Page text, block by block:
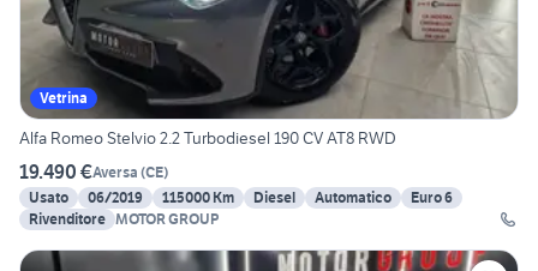
Vetrina
Alfa Romeo Stelvio 2.2 Turbodiesel 190 CV AT8 RWD
19.490 €Aversa (CE)
Usato
06/2019 115000 Km Diesel Automatico
Euro 6
Rivenditore MOTOR GROUP